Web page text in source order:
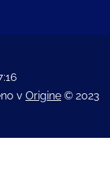
v Origine © 2023